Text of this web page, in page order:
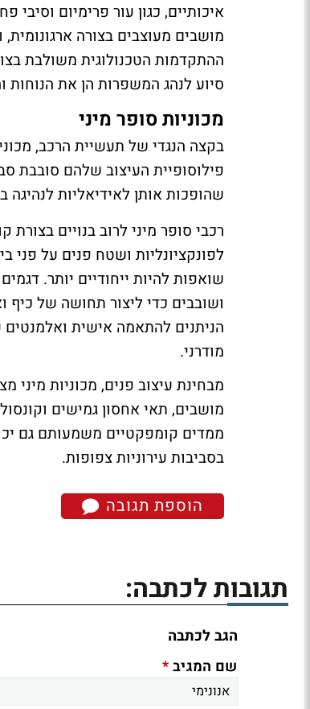
איכותיים, כגון עור פרימיום
מושבים מעוצבים בצורה
ההתקדמות הטכנולוגית משולבת
סיוע לנהג המשפרות הן את הנוחות
מכוניות סופר מיני
בקצה הנגדי של תעשיית הרכב,
פילוסופיית העיצוב שלהם סובבת
שהופכות אותן לאידיאליות
רכבי סופר מיני לרוב בנויים
לפונקציונליות ושטח פנים על פני
שואפות להיות ייחודיים יותר.
ושובבים כדי ליצור תחושה של כיף
הניתנים להתאמה אישית ואלמנטים
מודרני.
מבחינת עיצוב פנים, מכוניות מיני
מושבים, תאי אחסון גמישים
ממדים קומפקטיים משמעותם גם
בסביבות עירוניות צפופות.
הוספת תגובה
תגובות לכתבה:
הגב לכתבה
שם המגיב*